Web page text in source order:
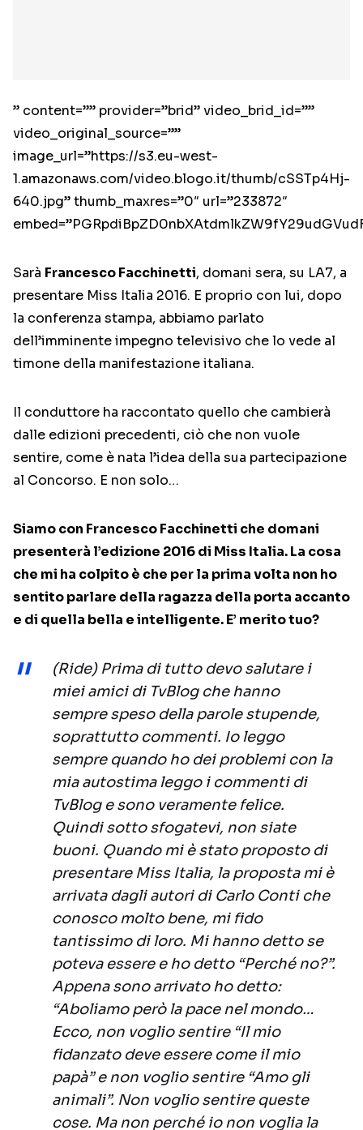
” content=”” provider=”brid” video_brid_id=””
video_original_source=””
image_url=”https://s3.eu-west-
1.amazonaws.com/video.blogo.it/thumb/cSSTp4Hj-
640.jpg” thumb_maxres=”0″ url=”233872″
Sarà Francesco Facchinetti, domani sera, su LA7, a
presentare Miss Italia 2016. E proprio con lui, dopo
la conferenza stampa, abbiamo parlato
dell’imminente impegno televisivo che lo vede al
timone della manifestazione italiana.
Il conduttore ha raccontato quello che cambierà
dalle edizioni precedenti, ciò che non vuole
sentire, come è nata l’idea della sua partecipazione
al Concorso. E non solo…
Siamo con Francesco Facchinetti che domani
presenterà l’edizione 2016 di Miss Italia. La cosa
che mi ha colpito è che per la prima volta non ho
sentito parlare della ragazza della porta accanto
e di quella bella e intelligente. E’ merito tuo?
(Ride) Prima di tutto devo salutare i
miei amici di TvBlog che hanno
sempre speso della parole stupende,
soprattutto commenti. Io leggo
sempre quando ho dei problemi con la
mia autostima leggo i commenti di
TvBlog e sono veramente felice.
Quindi sotto sfogatevi, non siate
buoni. Quando mi è stato proposto di
presentare Miss Italia, la proposta mi è
arrivata dagli autori di Carlo Conti che
conosco molto bene, mi fido
tantissimo di loro. Mi hanno detto se
poteva essere e ho detto “Perché no?”.
Appena sono arrivato ho detto:
“Aboliamo però la pace nel mondo…
Ecco, non voglio sentire “Il mio
fidanzato deve essere come il mio
papà” e non voglio sentire “Amo gli
animali”. Non voglio sentire queste
cose. Ma non perché io non voglia la